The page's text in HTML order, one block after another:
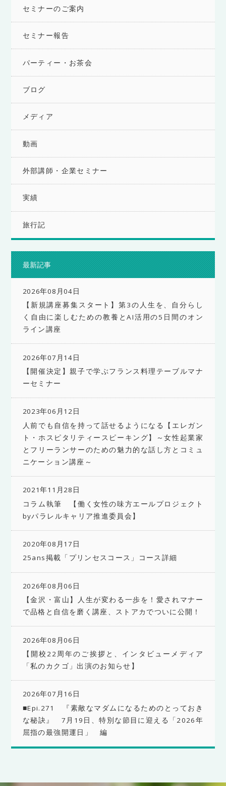
セミナーのご案内
セミナー報告
パーティー・お茶会
ブログ
メディア
動画
外部講師・企業セミナー
実績
旅行記
最新記事
2026年08月04日
【新規講座募集スタート】第3の人生を、自分らし
く自由に楽しむための教養とAI活用の5日間のオン
ライン講座
2026年07月14日
【開催決定】親子で学ぶフランス料理テーブルマナ
ーセミナー
2023年06月12日
人前でも自信を持って話せるようになる【エレガン
ト・ホスピタリティースピーキング】～女性起業家
とフリーランサーのための魅力的な話し方とコミュ
ニケーション講座～
2021年11月28日
コラム執筆 【働く女性の味方エールプロジェクト
byパラレルキャリア推進委員会】
2020年08月17日
25ans掲載「プリンセスコース」コース詳細
2026年08月06日
【金沢・富山】人生が変わる一歩を！愛されマナー
で品格と自信を磨く講座、ストアカでついに公開！
2026年08月06日
【開校22周年のご挨拶と、インタビューメディア
「私のカクゴ」出演のお知らせ】
2026年07月16日
■Epi.271 『素敵なマダムになるためのとっておき
な秘訣』 7月19日、特別な節目に迎える「2026年
屈指の最強開運日」 編